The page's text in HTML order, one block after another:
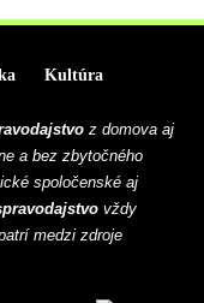
Kultúra
z domova aj
a bez zbytočného
spoločenské aj
vždy
medzi zdroje